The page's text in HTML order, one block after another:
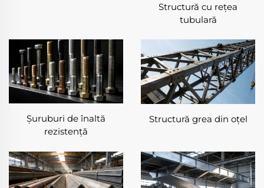
Structură cu rețea
tubulară
Șuruburi de înaltă
rezistență
Structură grea din oțel